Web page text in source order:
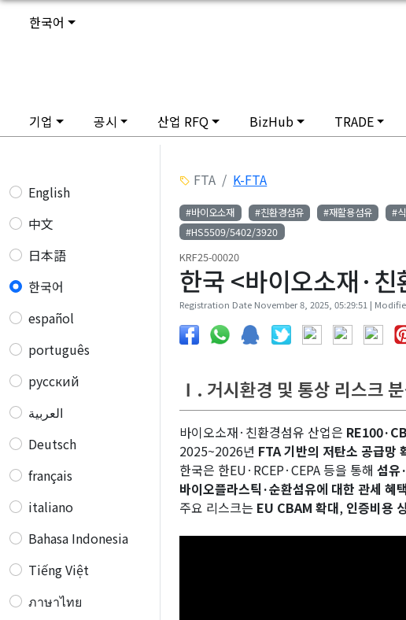
한국어
기업 공시 산업 RFQ BizHub TRADE
English
中文
日本語
한국어
español
português
русский
العربية
Deutsch
français
italiano
Bahasa Indonesia
Tiếng Việt
ภาษาไทย
FTA K-FTA
#바이오소재 #친환경섬유 #재활용섬유 #
#HS5509/5402/3920
KRF25-00020
한국 <바이오소재·
Registration Date November 8, 2025, 05:29:51 |
Ⅰ. 거시환경 및 통상 리스크
바이오소재·친환경섬유 산업은
2025~2026년 FTA 기반의 저탄소 공급망
한국은 한EU·RCEP·CEPA 등을 통해섬유
바이오플라스틱·순환섬유에 대한 관세 혜택
주요 리스크는 EU CBAM 확대, 인증비용